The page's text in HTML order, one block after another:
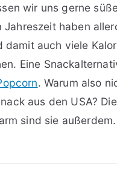
wir uns gerne
haben
damit auch viele
Eine
. Warum also
aus den USA?
sind sie